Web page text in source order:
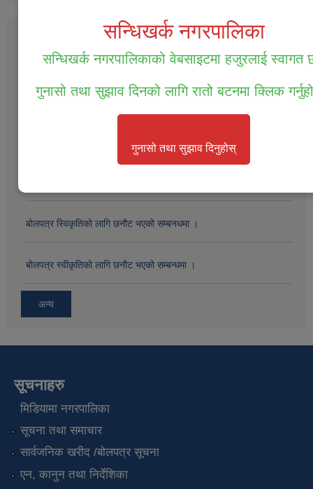
सार्वजनिक खरीद / बोलपत्र सूचना
सम्पत्ति तथा जिन्सी मालसामान लिलाम विक्रिको दोस्रो पटक प्रकाशित सूचना ।
बोलपत्र स्विकृतिको लागि छनौट भएको सम्बनधमा ।
बोलपत्र स्वीकृतिको लागि छनौट भएको सम्बन्धमा ।
अन्य
सूचनाहरु
मिडियामा नगरपालिका
सूचना तथा समाचार
सार्वजनिक खरीद /बोलपत्र सूचना
एन, कानुन तथा निर्देशिका
सन्धिखर्क नगरपालिका
सन्धिखर्क नगरपालिकाको वेबसाइटमा हजुरलाई स्वागत
गुनासो तथा सुझाव दिनको लागि रातो बटनमा क्लिक
गुनासो तथा सुझाव दिनुहोस्